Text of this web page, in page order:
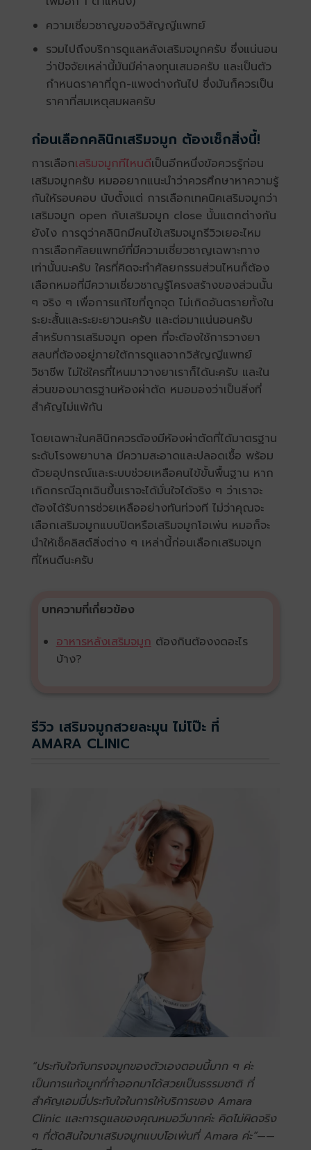
ความเชี่ยวชาญของวิสัญญีแพทย์
รวมไปถึงบริการดูแลหลังเสริมจมูกครับ ซึ่งแน่นอน
ว่าปัจจัยเหล่านี้มันมีค่าลงทุนเสมอครับ และเป็นตัว
กำหนดราคาที่ถูก-แพงต่างกันไป ซึ่งมันก็ควรเป็น
ราคาที่สมเหตุสมผลครับ
ก่อนเลือกคลินิกเสริมจมูก ต้องเช็กสิ่งนี้!
การเลือกเสริมจมูกทีไหนดีเป็นอีกหนึ่งข้อควรรู้ก่อน
เสริมจมูกครับ หมออยากแนะนำว่าควรศึกษาหาความรู้
กันให้รอบคอบ นับตั้งแต่ การเลือกเทคนิคเสริมจมูกว่า
เสริมจมูก open กับเสริมจมูก close นั้นแตกต่างกัน
ยังไง การดูว่าคลินิกมีคนไข้เสริมจมูกรีวิวเยอะไหม
การเลือกศัลยแพทย์ที่มีความเชี่ยวชาญเฉพาะทาง
เท่านั้นนะครับ ใครที่คิดจะทำศัลยกรรมส่วนไหนก็ต้อง
เลือกหมอที่มีความเชี่ยวชาญรู้โครงสร้างของส่วนนั้น
ๆ จริง ๆ เพื่อการแก้ไขที่ถูกจุด ไม่เกิดอันตรายทั้งใน
ระยะสั้นและระยะยาวนะครับ และต่อมาแน่นอนครับ
สำหรับการเสริมจมูก open ที่จะต้องใช้การวางยา
สลบที่ต้องอยู่ภายใต้การดูแลจากวิสัญญีแพทย์
วิชาชีพ ไม่ใช่ใครที่ไหนมาวางยาเราก็ได้นะครับ และใน
ส่วนของมาตรฐานห้องผ่าตัด หมอมองว่าเป็นสิ่งที่
สำคัญไม่แพ้กัน
โดยเฉพาะในคลินิกควรต้องมีห้องผ่าตัดที่ได้มาตรฐาน
ระดับโรงพยาบาล มีความสะอาดและปลอดเชื้อ พร้อม
ด้วยอุปกรณ์และระบบช่วยเหลือคนไข้ขั้นพื้นฐาน หาก
เกิดกรณีฉุกเฉินขึ้นเราจะได้มั่นใจได้จริง ๆ ว่าเราจะ
ต้องได้รับการช่วยเหลืออย่างทันท่วงที ไม่ว่าคุณจะ
เลือกเสริมจมูกแบบปิดหรือเสริมจมูกโอเพ่น หมอก็จะ
นำให้เช็คลิสต์สิ่งต่าง ๆ เหล่านี้ก่อนเลือกเสริมจมูก
ที่ไหนดีนะครับ
บทความที่เกี่ยวข้อง
อาหารหลังเสริมจมูกต้องกินต้องงดอะไร
บ้าง?
รีวิว เสริมจมูกสวยละมุน ไม่โป๊ะ ที่
AMARA CLINIC
“ประทับใจกับทรงจมูกของตัวเองตอนนี้มาก ๆ ค่ะ
เป็นการแก้จมูกที่ทำออกมาได้สวยเป็นธรรมชาติ ที่
สำคัญเอมมี่ประทับใจในการให้บริการของ Amara
Clinic และการดูแลของคุณหมอวีมากค่ะ คิดไม่ผิดจริง
ๆ ที่ตัดสินใจมาเสริมจมูกแบบโอเพ่นที่ Amara ค่ะ”——